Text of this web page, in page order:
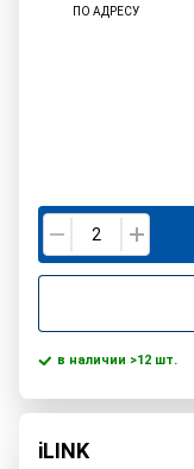
ПО АДРЕСУ
в наличии >12 шт.
iLINK